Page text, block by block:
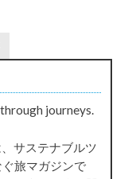
journeys.
サステナブルツ
旅マガジンで